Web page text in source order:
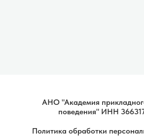
АНО "Академия
поведения" ИНН
Политика обработки